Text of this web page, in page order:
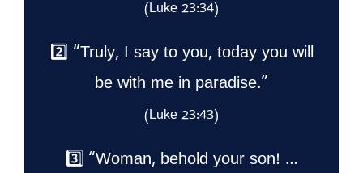
(Luke 23:34)
2️⃣ “Truly, I say to you, today you will
be with me in paradise.”
(Luke 23:43)
3️⃣ “Woman, behold your son! …